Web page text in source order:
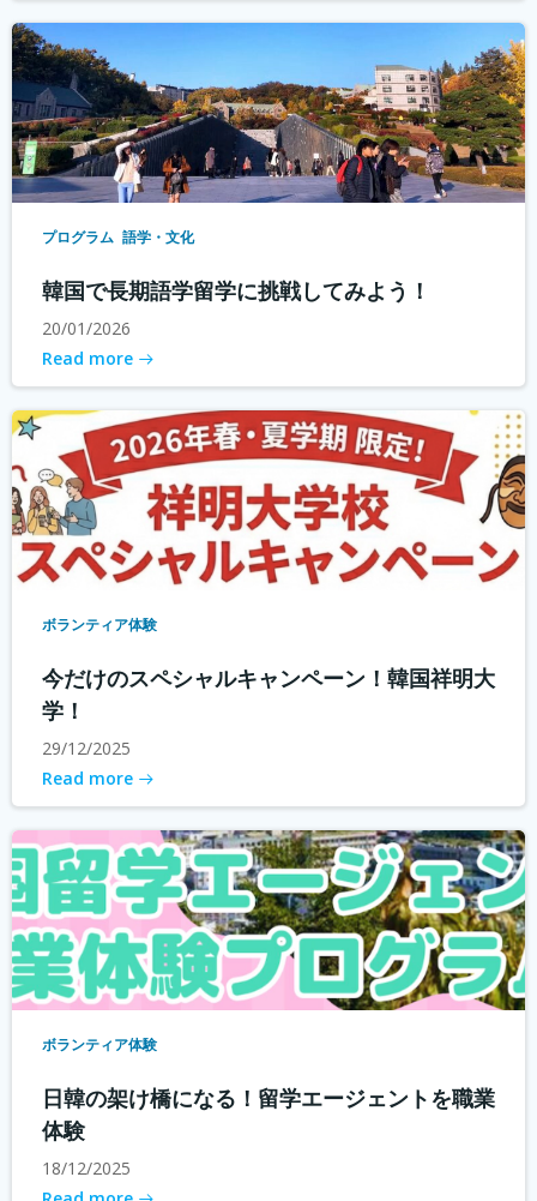
プログラム 語学・文化
韓国で長期語学留学に挑戦してみよう！
20/01/2026
Read more
ボランティア体験
今だけのスペシャルキャンペーン！韓国祥明大
学！
29/12/2025
Read more
ボランティア体験
日韓の架け橋になる！留学エージェントを職業
体験
18/12/2025